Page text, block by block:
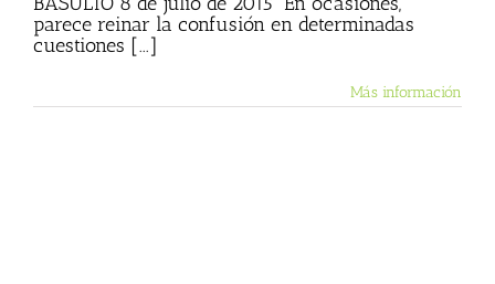
parece reinar la confusión en determinadas
cuestiones [...]
Más información